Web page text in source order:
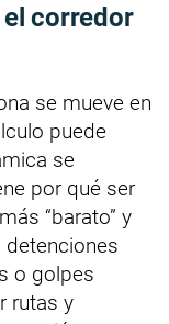
el corredor
se mueve en
puede
se
por qué ser
“barato” y
detenciones
o golpes
rutas y